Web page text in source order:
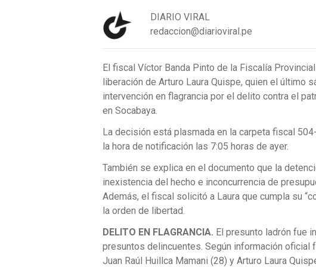
DIARIO VIRAL
redaccion@diarioviral.pe
El fiscal Víctor Banda Pinto de la Fiscalía
liberación de Arturo Laura Quispe, quien el último
intervención en flagrancia por el delito contra el
en Socabaya.
La decisión está plasmada en la carpeta fiscal
la hora de notificación las 7:05 horas de ayer.
También se explica en el documento que la
inexistencia del hecho e inconcurrencia de
Además, el fiscal solicitó a Laura que cumpla su
la orden de libertad.
DELITO EN FLAGRANCIA. El presunto ladrón fue
presuntos delincuentes. Según información oficial
Juan Raúl Huillca Mamani (28) y Arturo Laura